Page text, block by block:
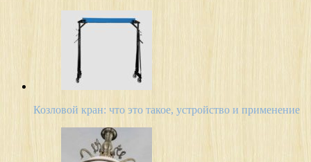
Козловой кран: что это такое, устройство и применение